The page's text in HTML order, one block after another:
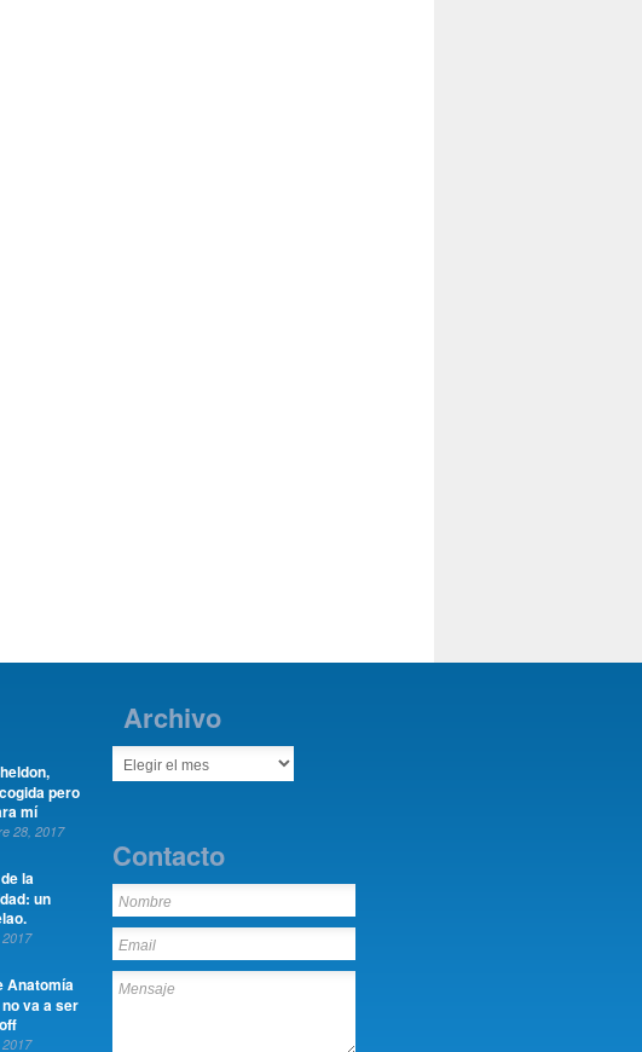
pero
mí
28, 2017
la
un
Anatomía
va a ser
Archivo
Contacto